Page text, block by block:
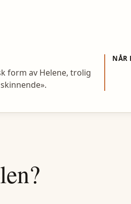
form av Helene, trolig
NÅR
?